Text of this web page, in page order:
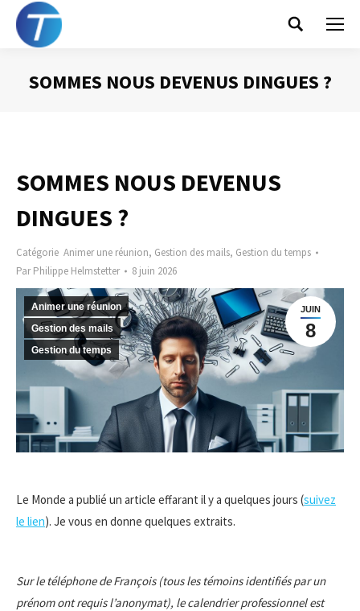
Search:
SOMMES NOUS DEVENUS DINGUES ?
SOMMES NOUS DEVENUS
DINGUES ?
Catégorie Animer une réunion, Gestion des mails, Gestion du temps
ParPhilippe Helmstetter 8 juin 2026
JUIN
8
Animer une réunion
Gestion des mails
Gestion du temps
Le Monde a publié un article effarant il y a quelques jours (suivez
le lien). Je vous en donne quelques extraits.
Sur le téléphone de François (tous les témoins identifiés par un
prénom ont requis l’anonymat), le calendrier professionnel est